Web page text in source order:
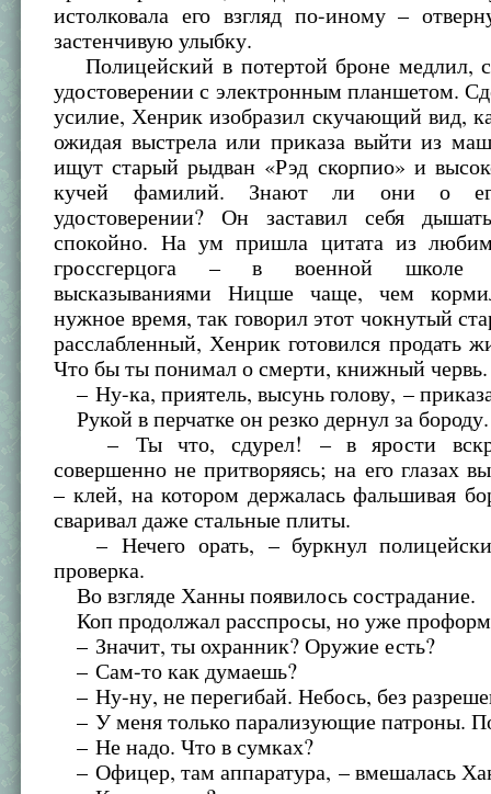
истолковала его взгляд по-иному –
застенчивую улыбку.
Полицейский в потертой броне медлил,
удостоверении с электронным планшетом.
усилие, Хенрик изобразил скучающий вид,
ожидая выстрела или приказа выйти из
ищут старый рыдван «Рэд скорпио» и
кучей фамилий. Знают ли они о
удостоверении? Он заставил себя
спокойно. На ум пришла цитата из
гроссгерцога – в военной школе
высказываниями Ницше чаще, чем
нужное время, так говорил этот чокнутый
расслабленный, Хенрик готовился продать
Что бы ты понимал о смерти, книжный червь.
– Ну-ка, приятель, высунь голову, –
Рукой в перчатке он резко дернул за бороду.
– Ты что, сдурел! – в ярости
совершенно не притворяясь; на его глазах
– клей, на котором держалась фальшивая
сваривал даже стальные плиты.
– Нечего орать, – буркнул
проверка.
Во взгляде Ханны появилось сострадание.
Коп продолжал расспросы, но уже
– Значит, ты охранник? Оружие есть?
– Сам-то как думаешь?
– Ну-ну, не перегибай. Небось, без
– У меня только парализующие патроны.
– Не надо. Что в сумках?
– Офицер, там аппаратура, – вмешалась